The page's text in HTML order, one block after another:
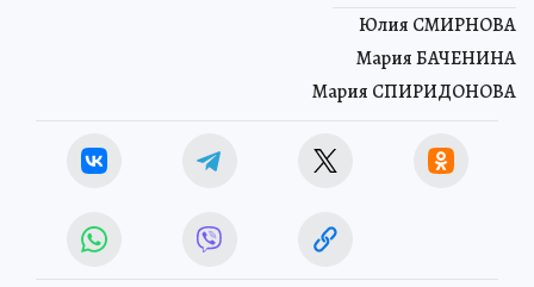
Юлия СМИРНОВА
Мария БАЧЕНИНА
Мария СПИРИДОНОВА